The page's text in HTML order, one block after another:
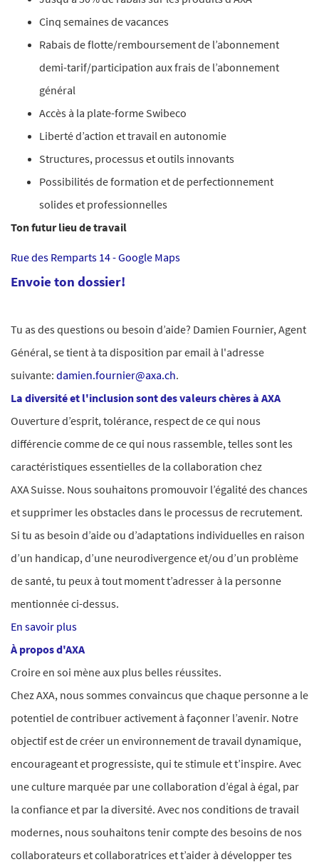
Cinq semaines de vacances
Rabais de flotte/remboursement de l’abonnement
demi-tarif/participation aux frais de l’abonnement
général
Accès à la plate-forme Swibeco
Liberté d’action et travail en autonomie
Structures, processus et outils innovants
Possibilités de formation et de perfectionnement
solides et professionnelles
Ton futur lieu de travail
Rue des Remparts 14 - Google Maps
Envoie ton dossier!
Tu as des questions ou besoin d’aide? Damien Fournier, Agent
Général, se tient à ta disposition par email à l'adresse
suivante: damien.fournier@axa.ch.
La diversité et l'inclusion sont des valeurs chères à AXA
Ouverture d’esprit, tolérance, respect de ce qui nous
différencie comme de ce qui nous rassemble, telles sont les
caractéristiques essentielles de la collaboration chez
AXA Suisse. Nous souhaitons promouvoir l’égalité des chances
et supprimer les obstacles dans le processus de recrutement.
Si tu as besoin d’aide ou d’adaptations individuelles en raison
d’un handicap, d’une neurodivergence et/ou d’un problème
de santé, tu peux à tout moment t’adresser à la personne
mentionnée ci-dessus.
En savoir plus
À propos d'AXA
Croire en soi mène aux plus belles réussites.
Chez AXA, nous sommes convaincus que chaque personne a le
potentiel de contribuer activement à façonner l’avenir. Notre
objectif est de créer un environnement de travail dynamique,
encourageant et progressiste, qui te stimule et t’inspire. Avec
une culture marquée par une collaboration d’égal à égal, par
la confiance et par la diversité. Avec nos conditions de travail
modernes, nous souhaitons tenir compte des besoins de nos
collaborateurs et collaboratrices et t’aider à développer tes